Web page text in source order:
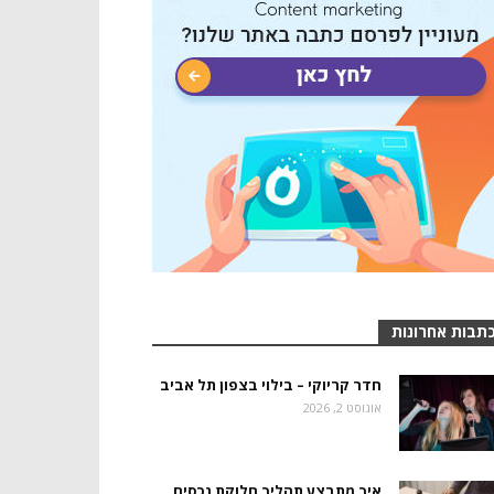
אחרונות
חדר קריוקי – בילוי בצפון תל אביב
אוגוסט 2, 2026